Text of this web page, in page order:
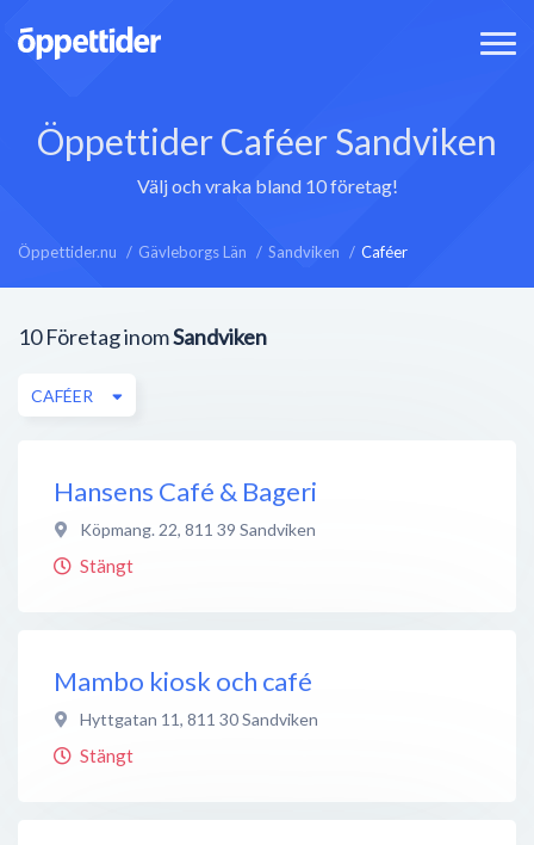
Öppettider Caféer Sandviken
Välj och vraka bland 10 företag!
Öppettider.nu Gävleborgs Län Sandviken Caféer
10 Företag inomSandviken
CAFÉER
Hansens Café & Bageri
Köpmang. 22, 811 39 Sandviken
Stängt
Mambo kiosk och café
Hyttgatan 11, 811 30Sandviken
Stängt